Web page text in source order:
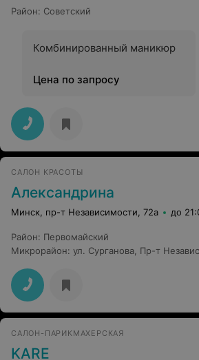
Район: Советский
Комбинированный маникюр
Цена по запросу
САЛОН КРАСОТЫ
Александрина
Минск, пр-т Независимости, 72а до
Район: Первомайский
Микрорайон: ул. Сурганова Пр-т
САЛОН-ПАРИКМАХЕРСКАЯ
KARE